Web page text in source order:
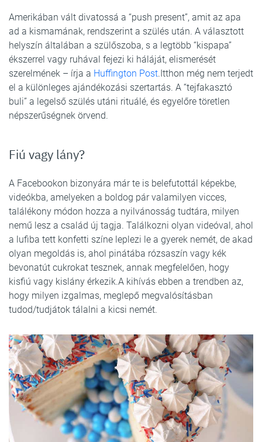
Amerikában vált divatossá a “push present”, amit az apa
ad a kismamának, rendszerint a szülés után. A választott
helyszín általában a szülőszoba, s a legtöbb “kispapa”
ékszerrel vagy ruhával fejezi ki háláját, elismerését
szerelmének – írja a Huffington Post.Itthon még nem terjedt
el a különleges ajándékozási szertartás. A “tejfakasztó
buli” a legelső szülés utáni rituálé, és egyelőre töretlen
népszerűségnek örvend.
Fiú vagy lány?
A Facebookon bizonyára már te is belefutottál képekbe,
videókba, amelyeken a boldog pár valamilyen vicces,
találékony módon hozza a nyilvánosság tudtára, milyen
nemű lesz a család új tagja. Találkozni olyan videóval, ahol
a lufiba tett konfetti színe leplezi le a gyerek nemét, de akad
olyan megoldás is, ahol pinátába rózsaszín vagy kék
bevonatút cukrokat tesznek, annak megfelelően, hogy
kisfiú vagy kislány érkezik.A kihívás ebben a trendben az,
hogy milyen izgalmas, meglepő megvalósításban
tudod/tudjátok tálalni a kicsi nemét.